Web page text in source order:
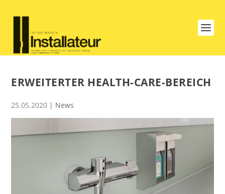
ERWEITERTER HEALTH-CARE-BEREICH
25.05.2020 | News